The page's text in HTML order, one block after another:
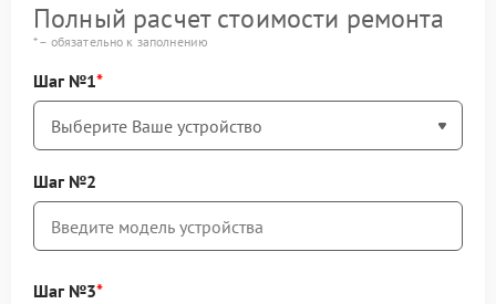
Полный расчет стоимости ремонта
* – обязательно к заполнению
Шаг №1
Шаг №2
Шаг №3